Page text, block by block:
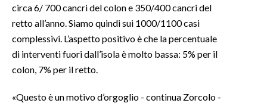
circa 6/ 700 cancri del colon e 350/400 cancri del
retto all’anno. Siamo quindi sui 1000/1100 casi
complessivi. L’aspetto positivo è che la percentuale
di interventi fuori dall’isola è molto bassa: 5% per il
colon, 7% per il retto.
«Questo è un motivo d’orgoglio - continua Zorcolo -